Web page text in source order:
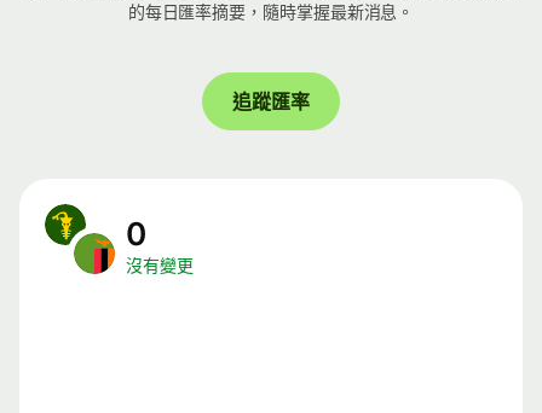
的每日匯率摘要，隨時掌握最新消息。
追蹤匯率
0
沒有變更